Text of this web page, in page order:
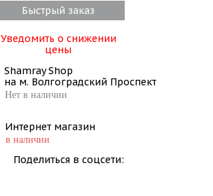
Быстрый заказ
Уведомить о снижении
цены
Shamray Shop
на м. Волгоградский Проспект
Нет в наличии
Интернет магазин
в наличии
Поделиться в соцсети: